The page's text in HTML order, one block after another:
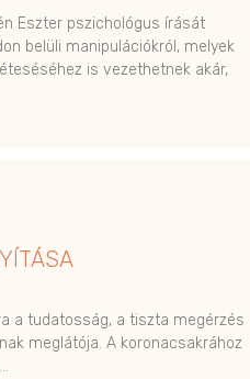
Eszter pszichológus írását
belüli manipulációkról, melyek
is vezethetnek akár,
a tudatosság, a tiszta megérzés
meglátója. A koronacsakrához